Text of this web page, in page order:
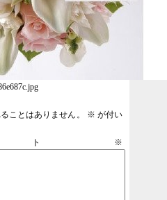
ことはありません。
※ が付い
ント ※